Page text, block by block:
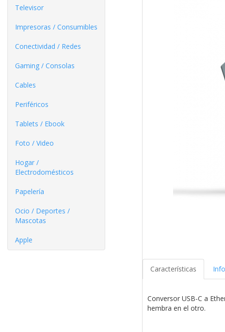
Televisor
Impresoras / Consumibles
Conectividad / Redes
Gaming / Consolas
Cables
Periféricos
Tablets / Ebook
Foto / Video
Hogar /
Electrodomésticos
Papelería
Ocio / Deportes /
Mascotas
Apple
Características
Conversor USB-C a
hembra en el otro.